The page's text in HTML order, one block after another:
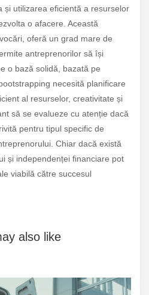
și utilizarea eficientă a resurselor
o afacere. Această
oferă un grad mare de
antreprenorilor să își
o bază solidă, bazată pe
necesită planificare
al resurselor, creativitate și
să se evalueze cu atenție dacă
pentru tipul specific de
Chiar dacă există
și independenței financiare pot
viabilă către succesul
also like